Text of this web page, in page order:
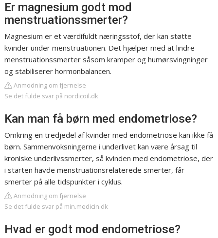
Er magnesium godt mod
menstruationssmerter?
Magnesium er et værdifuldt næringsstof, der kan støtte
kvinder under menstruationen. Det hjælper med at lindre
menstruationssmerter såsom kramper og humørsvingninger
og stabiliserer hormonbalancen.
Anmodning om fjernelse
Se det fulde svar på nordicoil.dk
Kan man få børn med endometriose?
Omkring en tredjedel af kvinder med endometriose kan ikke få
børn. Sammenvoksningerne i underlivet kan være årsag til
kroniske underlivssmerter, så kvinden med endometriose, der
i starten havde menstruationsrelaterede smerter, får
smerter på alle tidspunkter i cyklus.
Anmodning om fjernelse
Se det fulde svar på min.medicin.dk
Hvad er godt mod endometriose?